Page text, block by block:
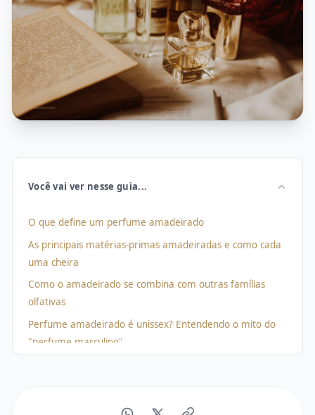
ENTRE
EM
CONTATO
Você vai ver nesse guia...
O que define um perfume amadeirado
As principais matérias-primas amadeiradas e como cada
uma cheira
Como o amadeirado se combina com outras famílias
olfativas
Perfume amadeirado é unissex? Entendendo o mito do
"perfume masculino"